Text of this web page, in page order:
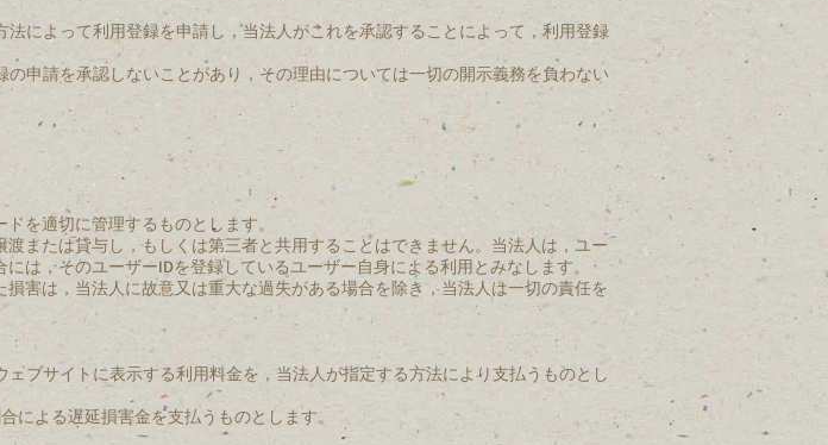
によって利用登録を申請し，当法人がこれを承認することによって，利用登録
申請を承認しないことがあり，その理由については一切の開示義務を負わない
を適切に管理するものとします。
または貸与し，もしくは第三者と共用することはできません。当法人は，ユー
は，そのユーザーIDを登録しているユーザー自身による利用とみなします。
害は，当法人に故意又は重大な過失がある場合を除き，当法人は一切の責任を
ブサイトに表示する利用料金を，当法人が指定する方法により支払うものとし
による遅延損害金を支払うものとします。